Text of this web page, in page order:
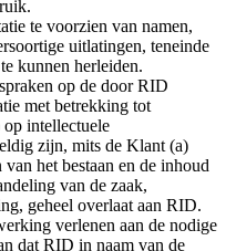
te voorzien van namen,
uitlatingen, teneinde
kunnen herleiden.
op de door RID
met betrekking tot
intellectuele
zijn, mits de Klant (a)
het bestaan en de inhoud
van de zaak,
geheel overlaat aan RID.
verlenen aan de nodige
dat RID in naam van de